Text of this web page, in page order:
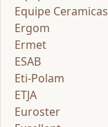
Equipe Ceramicas
Ergom
Ermet
ESAB
Eti-Polam
ETJA
Euroster